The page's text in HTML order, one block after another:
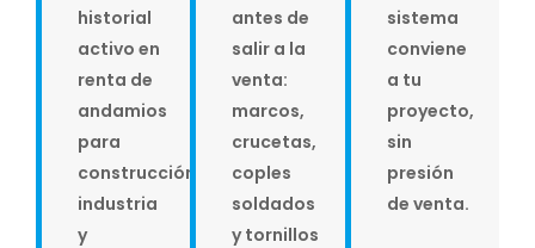
historial
activo en
renta de
andamios
para
construcción,
industria
y
antes de
salir a la
venta:
marcos,
crucetas,
coples
soldados
y tornillos
sistema
conviene
a tu
proyecto,
sin
presión
de venta.